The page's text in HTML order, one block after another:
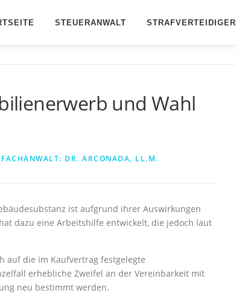
STEUERANWALT STRAFVERTEIDIGER
und Wahl
DR. ARCONADA, LL.M.
ist aufgrund ihrer Auswirkungen
dazu eine Arbeitshilfe entwickelt, die jedoch laut
auf die im Kaufvertrag festgelegte
erhebliche Zweifel an der Vereinbarkeit mit
neu bestimmt werden.